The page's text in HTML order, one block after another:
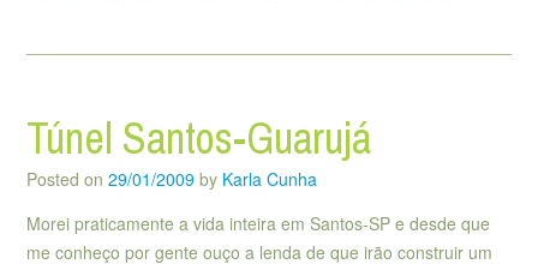
Túnel Santos-Guarujá
Posted on 29/01/2009 by Karla Cunha
Morei praticamente a vida inteira em Santos-SP e desde que
me conheço por gente ouço a lenda de que irão construir um